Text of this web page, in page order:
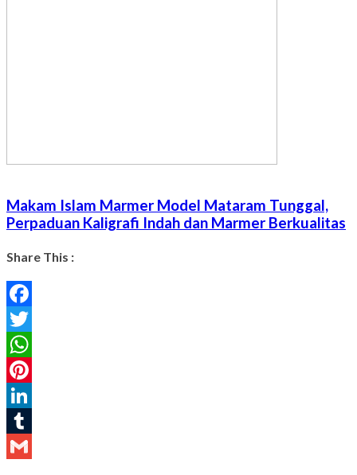
Makam Islam Marmer Model Mataram Tunggal,
Perpaduan Kaligrafi Indah dan Marmer Berkualitas
Share This :
Facebook
Twitter
WhatsApp
Pinterest
LinkedIn
Tumblr